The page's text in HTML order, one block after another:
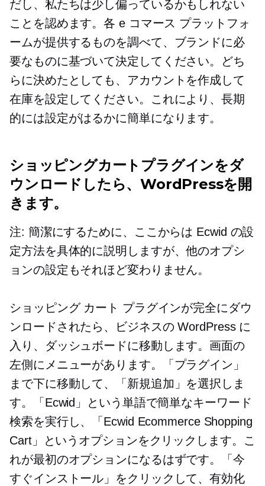
だし、私たちは少し偏っているかもしれない
ことを認めます。各 e コマース プラットフォ
ームが提供するものを調べて、ブランドに必
要なものに基づいて決定してください。どち
らに決めたとしても、アカウントを作成して
在庫を設定してください。これにより、長期
的には設定がはるかに簡単になります。
ショッピングカートプラグインをダ
ウンロードしたら、WordPressを開
きます。
注: 簡潔にするために、ここからは Ecwid の設
定方法を具体的に説明しますが、他のオプシ
ョンの設定もそれほど変わりません。
ショッピング カート プラグインが完全にダウ
ンロードされたら、ビジネスの WordPress に
入り、ダッシュボードに移動します。画面の
左側にメニューがあります。「プラグイン」
まで下に移動して、「新規追加」を選択しま
す。「Ecwid」という単語で簡単なキーワード
検索を実行し、「Ecwid Ecommerce Shopping
Cart」というオプションをクリックします。こ
れが最初のオプションになるはずです。「今
すぐインストール」をクリックして、有効化